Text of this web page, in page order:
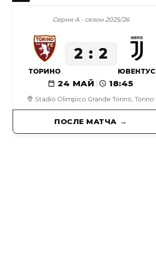
Stadio Olimpico Grande Torino, Torino
Серия А - сезон 2025/26
24 МАЙ 18:45
ТОРИНО
2 2
ЮВЕНТУС
ПОСЛЕ МАТЧА